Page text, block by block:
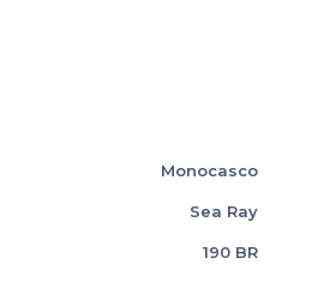
Monocasco
Sea Ray
190 BR